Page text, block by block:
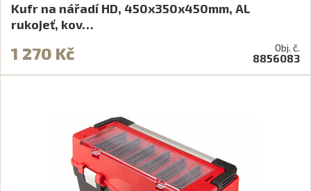
Kufr na nářadí HD, 450x350x450mm, AL
rukojeť, kov…
1 270 Kč Obj. č.
8856083